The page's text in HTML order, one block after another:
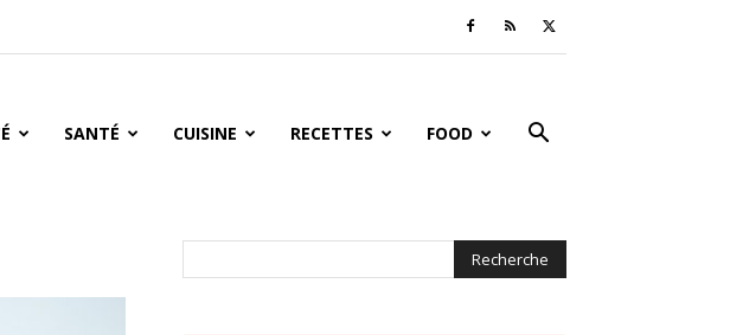
SANTÉ CUISINE RECETTES FOOD